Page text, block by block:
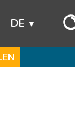
DE